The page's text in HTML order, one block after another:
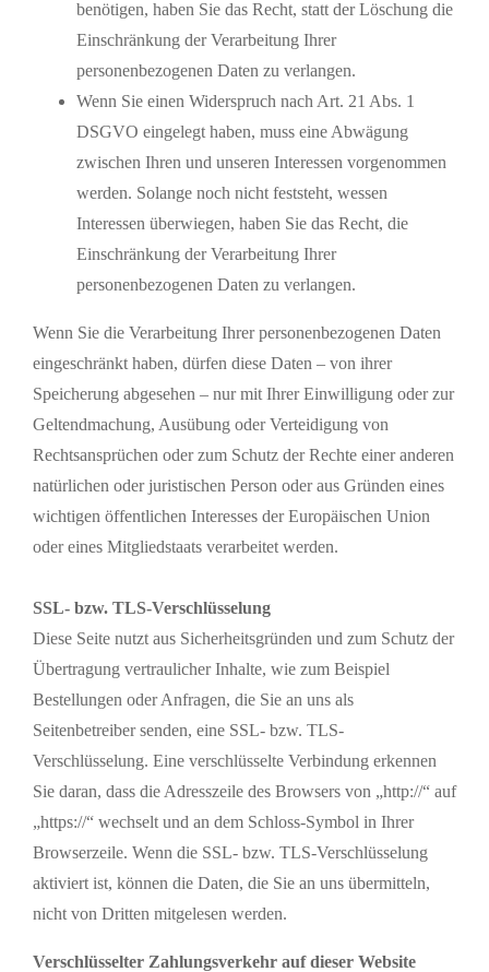
benötigen, haben Sie das Recht, statt der Löschung die
Einschränkung der Verarbeitung Ihrer
personenbezogenen Daten zu verlangen.
Wenn Sie einen Widerspruch nach Art. 21 Abs. 1
DSGVO eingelegt haben, muss eine Abwägung
zwischen Ihren und unseren Interessen vorgenommen
werden. Solange noch nicht feststeht, wessen
Interessen überwiegen, haben Sie das Recht, die
Einschränkung der Verarbeitung Ihrer
personenbezogenen Daten zu verlangen.
Wenn Sie die Verarbeitung Ihrer personenbezogenen Daten
eingeschränkt haben, dürfen diese Daten – von ihrer
Speicherung abgesehen – nur mit Ihrer Einwilligung oder zur
Geltendmachung, Ausübung oder Verteidigung von
Rechtsansprüchen oder zum Schutz der Rechte einer anderen
natürlichen oder juristischen Person oder aus Gründen eines
wichtigen öffentlichen Interesses der Europäischen Union
oder eines Mitgliedstaats verarbeitet werden.
SSL- bzw. TLS-Verschlüsselung
Diese Seite nutzt aus Sicherheitsgründen und zum Schutz der
Übertragung vertraulicher Inhalte, wie zum Beispiel
Bestellungen oder Anfragen, die Sie an uns als
Seitenbetreiber senden, eine SSL- bzw. TLS-
Verschlüsselung. Eine verschlüsselte Verbindung erkennen
Sie daran, dass die Adresszeile des Browsers von „http://“ auf
„https://“ wechselt und an dem Schloss-Symbol in Ihrer
Browserzeile. Wenn die SSL- bzw. TLS-Verschlüsselung
aktiviert ist, können die Daten, die Sie an uns übermitteln,
nicht von Dritten mitgelesen werden.
Verschlüsselter Zahlungsverkehr auf dieser Website